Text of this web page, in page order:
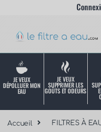
JE VEUX
DÉPOLLUER MON
EAU
JE VEUX
SUPPRIMER LES
GOÛTS ET ODEURS
Accueil FILTRES À